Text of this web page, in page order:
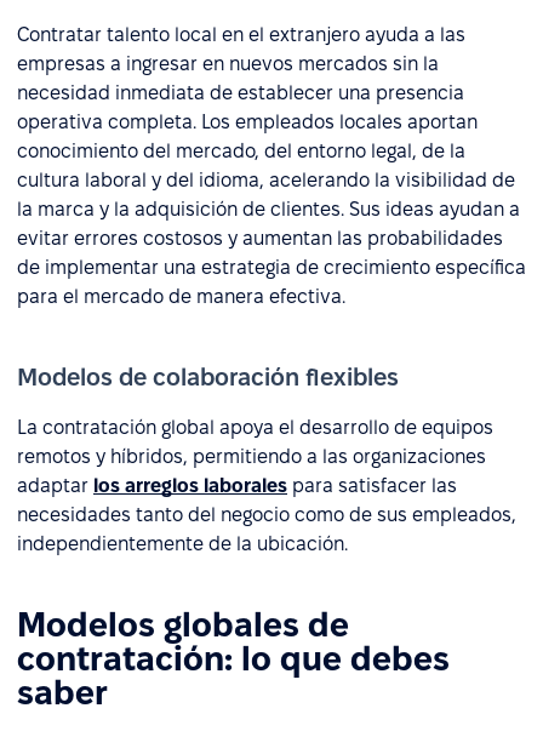
Contratar talento local en el extranjero ayuda a las
empresas a ingresar en nuevos mercados sin la
necesidad inmediata de establecer una presencia
operativa completa. Los empleados locales aportan
conocimiento del mercado, del entorno legal, de la
cultura laboral y del idioma, acelerando la visibilidad de
la marca y la adquisición de clientes. Sus ideas ayudan a
evitar errores costosos y aumentan las probabilidades
de implementar una estrategia de crecimiento específica
para el mercado de manera efectiva.
Modelos de colaboración flexibles
La contratación global apoya el desarrollo de equipos
remotos y híbridos, permitiendo a las organizaciones
adaptar los arreglos laborales para satisfacer las
necesidades tanto del negocio como de sus empleados,
independientemente de la ubicación.
Modelos globales de
contratación: lo que debes
saber